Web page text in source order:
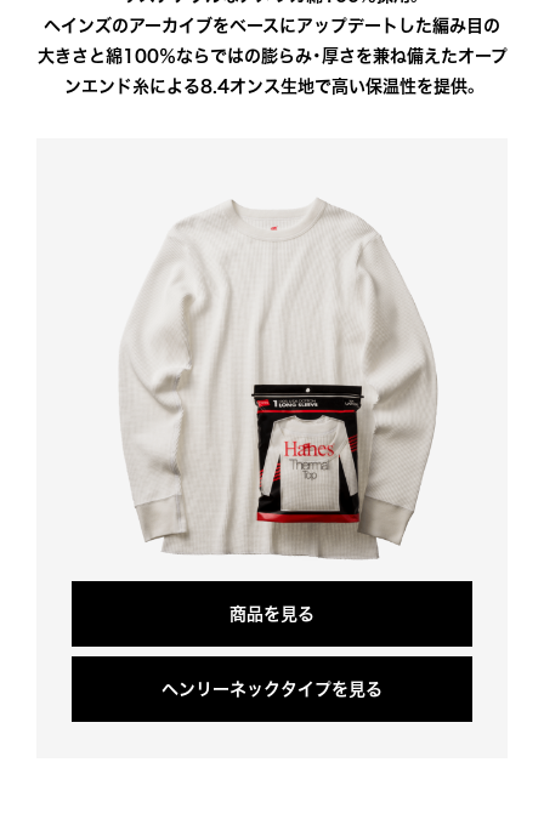
ヘインズのアーカイブをベースにアップデートした編み目の
大きさと綿100％ならではの膨らみ・厚さを兼ね備えたオープ
ンエンド糸による8.4オンス生地で高い保温性を提供。
商品を 見る
ヘン リ ーネ ッ ク タ イ プを 見る